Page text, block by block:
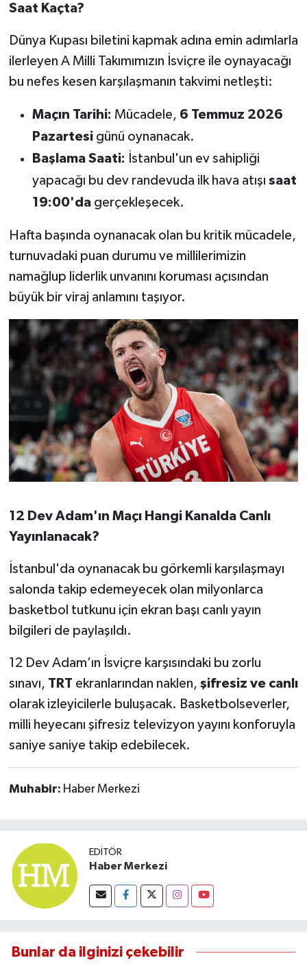
Saat Kaçta?
Dünya Kupası biletini kapmak adına emin adımlarla
ilerleyen A Milli Takımımızın İsviçre ile oynayacağı
bu nefes kesen karşılaşmanın takvimi netleşti:
Maçın Tarihi: Mücadele, 6 Temmuz 2026
Pazartesigünü oynanacak.
Başlama Saati: İstanbul'un ev sahipliği
yapacağı bu dev randevuda ilk hava atışı saat
19:00'dagerçekleşecek.
Hafta başında oynanacak olan bu kritik mücadele,
turnuvadaki puan durumu ve millilerimizin
namağlup liderlik unvanını koruması açısından
büyük bir viraj anlamını taşıyor.
12 Dev Adam'ın Maçı Hangi Kanalda Canlı
Yayınlanacak?
İstanbul'da oynanacak bu görkemli karşılaşmayı
salonda takip edemeyecek olan milyonlarca
basketbol tutkunu için ekran başı canlı yayın
bilgileri de paylaşıldı.
12 Dev Adam’ın İsviçre karşısındaki bu zorlu
sınavı, TRT ekranlarından naklen, şifresiz ve canlı
olarak izleyicilerle buluşacak. Basketbolseverler,
milli heyecanı şifresiz televizyon yayını konforuyla
saniye saniye takip edebilecek.
Muhabir: Haber Merkezi
EDITÖR
Haber Merkezi
Bunlar da ilginizi çekebilir
Susurluk
TEKNOLOJİ
Trend
TÜRKİYE
VİZYONDAKİLER
YAŞAM